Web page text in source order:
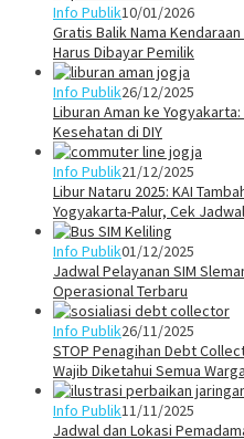
Info Publik10/01/2026
Gratis Balik Nama
Harus Dibayar Pemilik
Info Publik26/12/2025
Liburan Aman ke
Kesehatan di DIY
Info Publik21/12/2025
Libur Nataru 2025: KAI
Yogyakarta-Palur, Cek
Info Publik01/12/2025
Jadwal Pelayanan SIM
Operasional Terbaru
Info Publik26/11/2025
STOP Penagihan Debt
Wajib Diketahui Semua Warga
Info Publik11/11/2025
Jadwal dan Lokasi